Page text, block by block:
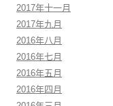
2017年十一月
2017年九月
2016年八月
2016年七月
2016年五月
2016年四月